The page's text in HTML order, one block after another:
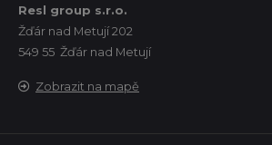
Resl group s.r.o.
Žďár nad Metují 202
549 55 Žďár nad Metují
Zobrazit na mapě